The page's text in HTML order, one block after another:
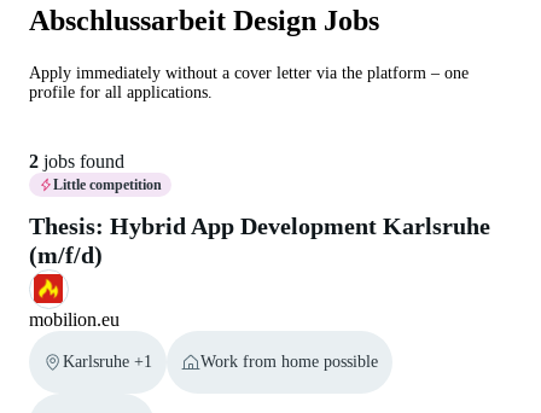
Abschlussarbeit Design Jobs
Apply immediately without a cover letter via the platform – one
profile for all applications.
2 jobs found
Little competition
Thesis: Hybrid App Development Karlsruhe
(m/f/d)
mobilion.eu
Karlsruhe +1 Work from home possible